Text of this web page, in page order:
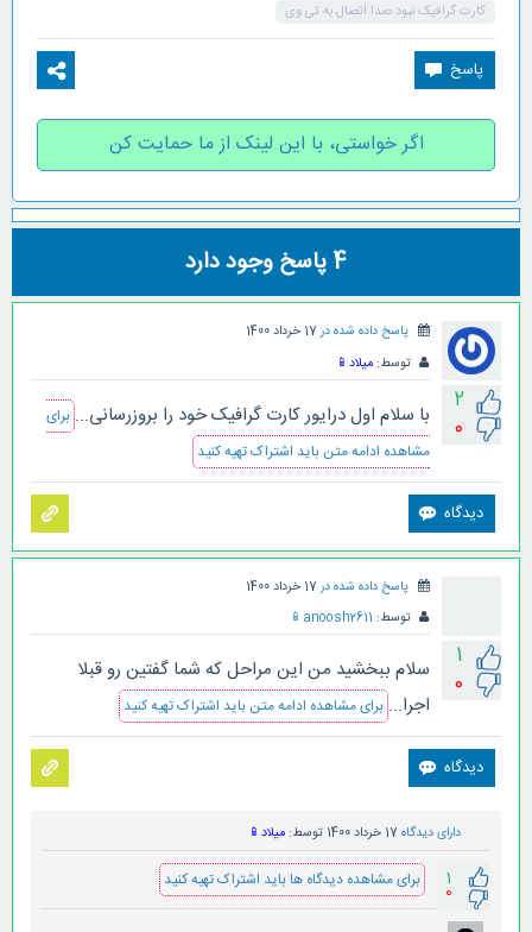
کارت گرافیک نبود صدا اتصال به تی وی
اگر خواستی، با این لینک از ما حمایت کن
4پاسخ وجود دارد
2
0
پاسخ داده شده در 17 خرداد 1400
توسط: میلاد 📱
با سلام اول درایور کارت گرافیک خود را بروزرسانی... برای
مشاهده ادامه متن باید اشتراک تهیه کنید
1
0
پاسخ داده شده در 17 خرداد 1400
توسط: anoosh2611
📱
سلام ببخشید من این مراحل که شما گفتین رو قبلا
اجرا... برای مشاهده ادامه متن باید اشتراک تهیه کنید
دارای دیدگاه 17 خرداد 1400 توسط: میلاد 📱
1
0 برای مشاهده دیدگاه ها باید اشتراک تهیه کنید